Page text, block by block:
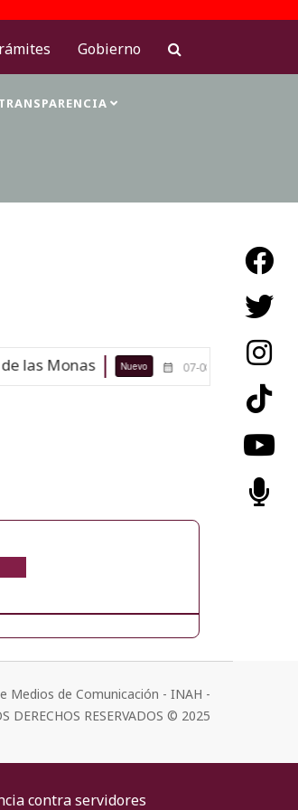
Gobierno
Monas Nuevo 07-08-26
Medios de Comunicación - INAH -
DERECHOS RESERVADOS © 2025
contra servidores